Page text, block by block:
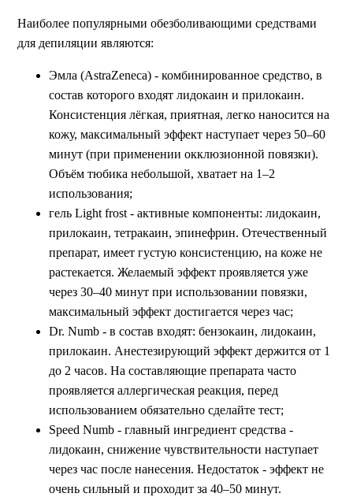
Наиболее популярными обезболивающими средствами
для депиляции являются:
Эмла (AstraZeneca) - комбинированное средство, в
состав которого входят лидокаин и прилокаин.
Консистенция лёгкая, приятная, легко наносится на
кожу, максимальный эффект наступает через 50–60
минут (при применении окклюзионной повязки).
Объём тюбика небольшой, хватает на 1–2
использования;
гель Light frost - активные компоненты: лидокаин,
прилокаин, тетракаин, эпинефрин. Отечественный
препарат, имеет густую консистенцию, на коже не
растекается. Желаемый эффект проявляется уже
через 30–40 минут при использовании повязки,
максимальный эффект достигается через час;
Dr. Numb - в состав входят: бензокаин, лидокаин,
прилокаин. Анестезирующий эффект держится от 1
до 2 часов. На составляющие препарата часто
проявляется аллергическая реакция, перед
использованием обязательно сделайте тест;
Speed Numb - главный ингредиент средства -
лидокаин, снижение чувствительности наступает
через час после нанесения. Недостаток - эффект не
очень сильный и проходит за 40–50 минут.